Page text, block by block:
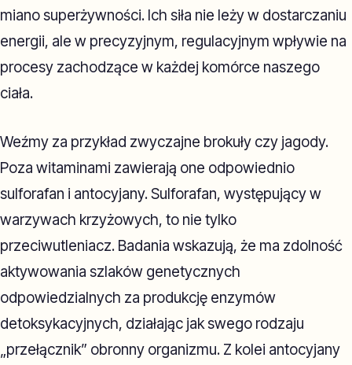
miano superżywności. Ich siła nie leży w dostarczaniu
energii, ale w precyzyjnym, regulacyjnym wpływie na
procesy zachodzące w każdej komórce naszego
ciała.
Weźmy za przykład zwyczajne brokuły czy jagody.
Poza witaminami zawierają one odpowiednio
sulforafan i antocyjany. Sulforafan, występujący w
warzywach krzyżowych, to nie tylko
przeciwutleniacz. Badania wskazują, że ma zdolność
aktywowania szlaków genetycznych
odpowiedzialnych za produkcję enzymów
detoksykacyjnych, działając jak swego rodzaju
„przełącznik” obronny organizmu. Z kolei antocyjany